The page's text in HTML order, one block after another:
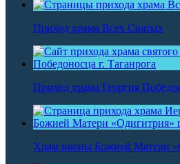
Приход храма Всех Святых
Приход храма Георгия
Храм иконы Божией Матери